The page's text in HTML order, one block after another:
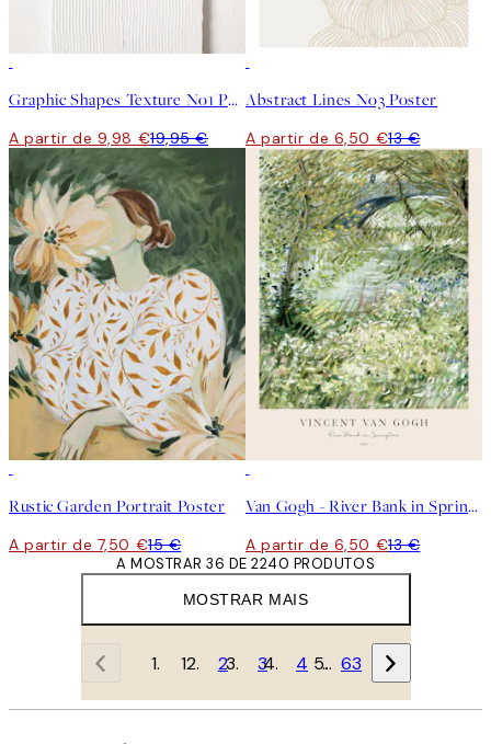
Graphic Shapes Texture No1 Poster
A partir de 9,98 €19,95 €
Abstract Lines No3 Poster
A partir de 6,50 €13 €
Rustic Garden Portrait Poster
A partir de 7,50 €15 €
Van Gogh - River Bank in Springtime Poster
A partir de 6,50 €13 €
MOSTRAR MAIS
A MOSTRAR 36 DE 2240 PRODUTOS
1 2 3 4 … 63